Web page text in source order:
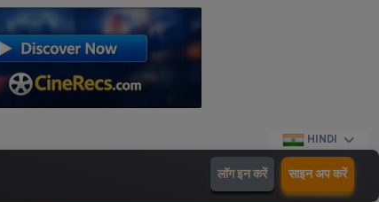
HINDI
लॉग इन करें साइन अप करें